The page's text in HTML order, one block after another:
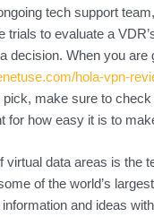
tech support
trials to evaluate a
decision. When you are
hola-vpn-
make sure to
for how easy it is to
virtual data areas is the
of the world’s
and ideas